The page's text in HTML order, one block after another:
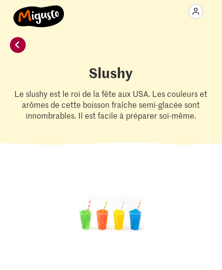
Slushy
Le slushy est le roi de la fête aux USA. Les couleurs et
arômes de cette boisson fraîche semi-glacée sont
innombrables. Il est facile à préparer soi-même.